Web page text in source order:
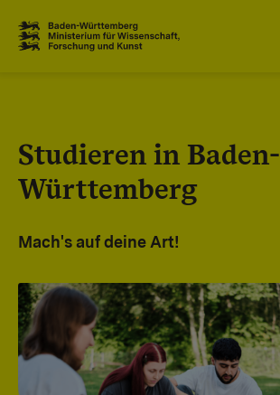
Studieren in Baden-
Württemberg
Mach's auf deine Art!